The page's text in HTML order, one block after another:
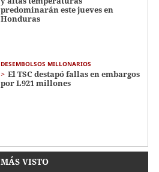
predominarán este jueves en
Honduras
DESEMBOLSOS MILLONARIOS
El TSC destapó fallas en embargos
por L921 millones
MÁS VISTO